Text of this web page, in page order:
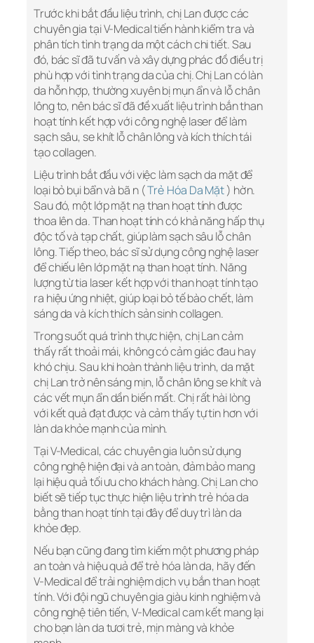
Trước khi bắt đầu liệu trình, chị Lan được các
chuyên gia tại V-Medical tiến hành kiểm tra và
phân tích tình trạng da một cách chi tiết. Sau
đó, bác sĩ đã tư vấn và xây dựng phác đồ điều trị
phù hợp với tình trạng da của chị. Chị Lan có làn
da hỗn hợp, thường xuyên bị mụn ẩn và lỗ chân
lông to, nên bác sĩ đã đề xuất liệu trình bắn than
hoạt tính kết hợp với công nghệ laser để làm
sạch sâu, se khít lỗ chân lông và kích thích tái
tạo collagen.
Liệu trình bắt đầu với việc làm sạch da mặt để
loại bỏ bụi bẩn và bã n (Trẻ Hóa Da Mặt) hờn.
Sau đó, một lớp mặt nạ than hoạt tính được
thoa lên da. Than hoạt tính có khả năng hấp thụ
độc tố và tạp chất, giúp làm sạch sâu lỗ chân
lông. Tiếp theo, bác sĩ sử dụng công nghệ laser
để chiếu lên lớp mặt nạ than hoạt tính. Năng
lượng từ tia laser kết hợp với than hoạt tính tạo
ra hiệu ứng nhiệt, giúp loại bỏ tế bào chết, làm
sáng da và kích thích sản sinh collagen.
Trong suốt quá trình thực hiện, chị Lan cảm
thấy rất thoải mái, không có cảm giác đau hay
khó chịu. Sau khi hoàn thành liệu trình, da mặt
chị Lan trở nên sáng mịn, lỗ chân lông se khít và
các vết mụn ẩn dần biến mất. Chị rất hài lòng
với kết quả đạt được và cảm thấy tự tin hơn với
làn da khỏe mạnh của mình.
Tại V-Medical, các chuyên gia luôn sử dụng
công nghệ hiện đại và an toàn, đảm bảo mang
lại hiệu quả tối ưu cho khách hàng. Chị Lan cho
biết sẽ tiếp tục thực hiện liệu trình trẻ hóa da
bằng than hoạt tính tại đây để duy trì làn da
khỏe đẹp.
Nếu bạn cũng đang tìm kiếm một phương pháp
an toàn và hiệu quả để trẻ hóa làn da, hãy đến
V-Medical để trải nghiệm dịch vụ bắn than hoạt
tính. Với đội ngũ chuyên gia giàu kinh nghiệm và
công nghệ tiên tiến, V-Medical cam kết mang lại
cho bạn làn da tươi trẻ, mịn màng và khỏe